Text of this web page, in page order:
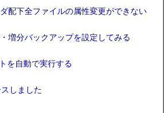
配下全ファイルの属性変更ができない
増分バックアップを設定してみる
を自動で実行する
スしました